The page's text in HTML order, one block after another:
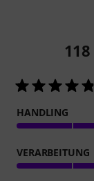
118
HANDLING
VERARBEITUNG